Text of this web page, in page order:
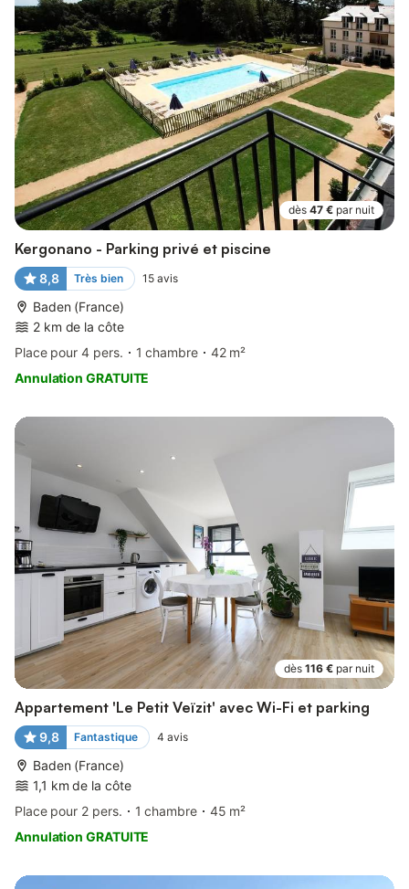
dès 47 € par nuit
Kergonano - Parking privé et piscine
8,8 Très bien 15 avis
Baden (France)
2 km de la côte
Place pour 4 pers.
1 chambre
42 m²
Annulation GRATUITE
dès 116 € par nuit
Appartement 'Le Petit Veïzit' avec Wi-Fi et parking
9,8 Fantastique 4 avis
Baden (France)
1,1 km de la côte
Place pour 2 pers.
1 chambre
45 m²
Annulation GRATUITE